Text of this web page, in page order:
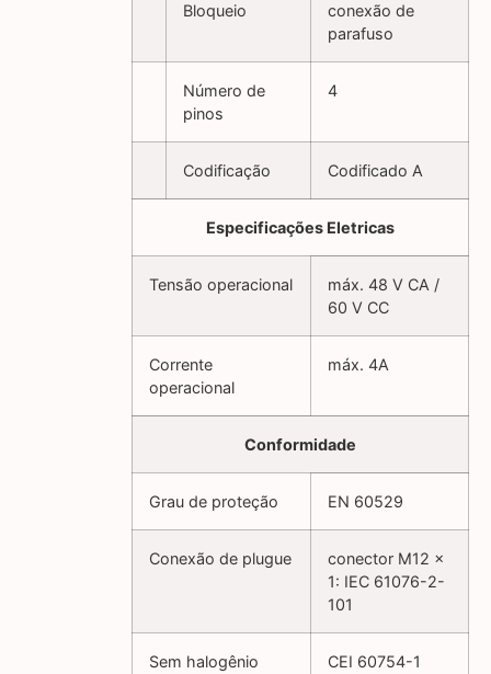
Bloqueio
conexão de
parafuso
Número de
pinos
4
Codificação Codificado A
Especificações Eletricas
Tensão operacional
máx. 48 V CA /
60 V CC
Corrente
operacional
máx. 4A
Conformidade
Grau de proteção EN 60529
Conexão de plugue
conector M12 x
1: IEC 61076-2-
101
Sem halogênio CEI 60754-1